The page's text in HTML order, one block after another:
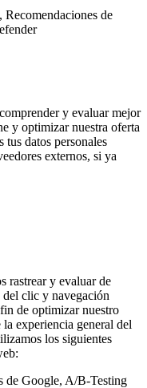
de
y evaluar mejor
y optimizar nuestra oferta
datos personales
externos, si ya
rastrear y evaluar de
clic y navegación
de optimizar nuestro
experiencia general del
los siguientes
de Google, A/B-Testing